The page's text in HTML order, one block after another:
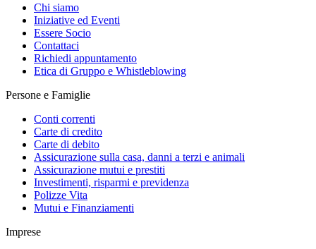
Chi siamo
Iniziative ed Eventi
Essere Socio
Contattaci
Richiedi appuntamento
Etica di Gruppo e Whistleblowing
Persone e Famiglie
Conti correnti
Carte di credito
Carte di debito
Assicurazione sulla casa, danni a terzi e animali
Assicurazione mutui e prestiti
Investimenti, risparmi e previdenza
Polizze Vita
Mutui e Finanziamenti
Imprese